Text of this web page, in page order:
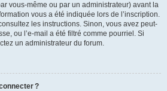
vous-même ou par un administrateur) avant la
vous a été indiquée lors de l’inscription.
les instructions. Sinon, vous avez peut-
ou l’e-mail a été filtré comme pourriel. Si
un administrateur du forum.
?